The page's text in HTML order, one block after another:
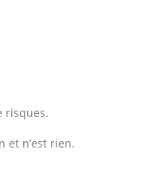
risques.
et n’est rien.